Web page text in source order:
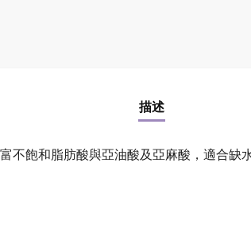
描述
不飽和脂肪酸與亞油酸及亞麻酸，適合缺